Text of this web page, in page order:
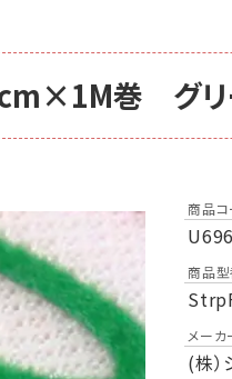
巻 グリ
商品コ
U696
商品型
メーカ
(株）